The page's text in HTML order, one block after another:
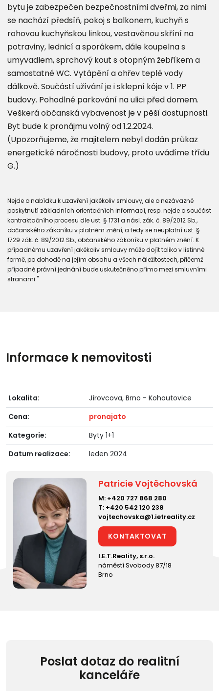
bytu je zabezpečen bezpečnostními dveřmi, za nimi
se nachází předsíň, pokoj s balkonem, kuchyň s
rohovou kuchyňskou linkou, vestavěnou skříní na
potraviny, lednicí a sporákem, dále koupelna s
umyvadlem, sprchový kout s otopným žebříkem a
samostatné WC. Vytápění a ohřev teplé vody
dálkově. Součástí užívání je i sklepní kóje v 1. PP
budovy. Pohodlné parkování na ulici před domem.
Veškerá občanská vybavenost je v pěší dostupnosti.
Byt bude k pronájmu volný od 1.2.2024.
(Upozorňujeme, že majitelem nebyl dodán průkaz
energetické náročnosti budovy, proto uvádíme třídu
G.)
Nejde o nabídku k uzavření jakékoliv smlouvy, ale o nezávazné
poskytnutí základních orientačních informací, resp. nejde o součást
kontraktačního procesu dle ust. § 1731 a násl. zák. č. 89/2012 Sb.,
občanského zákoníku v platném znění, a tedy se neuplatní ust. §
1729 zák. č. 89/2012 Sb., občanského zákoníku v platném znění. K
případnému uzavření jakékoliv smlouvy může dojít toliko v listinné
formě, po dohodě na jejím obsahu a všech náležitostech, přičemž
případné právní jednání bude uskutečněno přímo mezi smluvními
stranami."
Informace k nemovitosti
Lokalita:
Jírovcova, Brno - Kohoutovice
Cena:
pronajato
Kategorie:
Byty 1+1
Datum realizace:
leden 2024
Patricie Vojtěchovská
M: +420 727 868 280
T: +420 542 120 238
vojtechovska@1.ietreality.cz
KONTAKTOVAT
I.E.T.Reality, s.r.o.
náměstí Svobody 87/18
Brno
Poslat dotaz do realitní
kanceláře